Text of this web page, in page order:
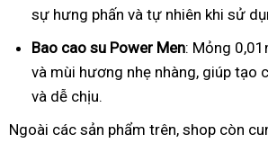
sự hưng phấn và tự nhiên khi sử
Bao cao su Power Men: Mỏng
và mùi hương nhẹ nhàng, giúp tạo
và dễ chịu.
Ngoài các sản phẩm trên, shop còn